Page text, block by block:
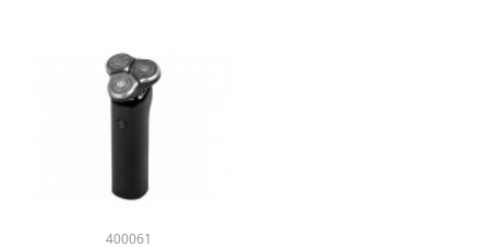
400061